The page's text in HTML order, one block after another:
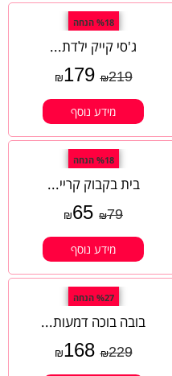
%18 הנחה
ג'סי קייק ילדת...
₪219
₪179
מידע נוסף
%18 הנחה
בית בקבוק קריי...
₪79
₪65
מידע נוסף
%27 הנחה
בובה בוכה דמעות...
₪229
₪168